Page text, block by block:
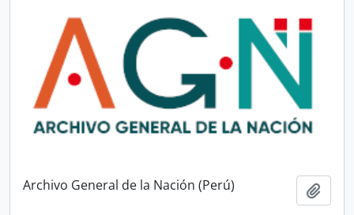
Archivo General de la Nación (Perú)